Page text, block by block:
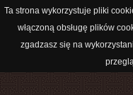
Ta strona wykorzystuje pliki
włączoną obsługę plików
zgadzasz się na